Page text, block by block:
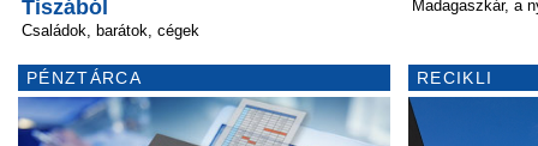
Tiszából
Családok, barátok, cégek
PÉNZTÁRCA
Madagaszkár, a
RECIKLI